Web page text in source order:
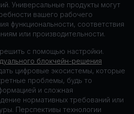
Универсальные продукты могут
вашего рабочего
функциональности, соответствия
или производительности.
с помощью настройки.
блокчейн-решения
цифровые экосистемы, которые
проблемы, будь то
и сложная
нормативных требований или
Перспективы технологии